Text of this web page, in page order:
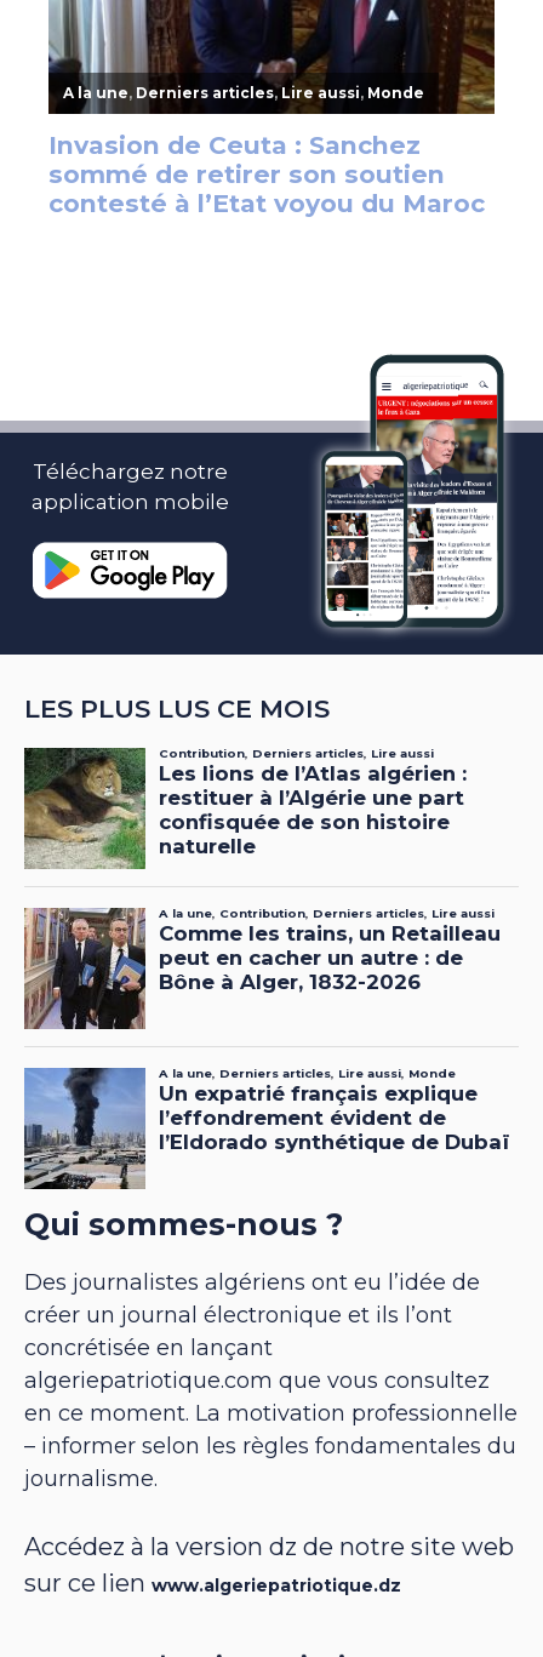
Téléchargez notre
application mobile
LES PLUS LUS CE MOIS
Qui sommes-nous ?
Des journalistes algériens ont eu l’idée de
créer un journal électronique et ils l’ont
concrétisée en lançant
algeriepatriotique.com que vous consultez
en ce moment. La motivation professionnelle
– informer selon les règles fondamentales du
journalisme.
Accédez à la version dz de notre site web
sur ce lien www.algeriepatriotique.dz